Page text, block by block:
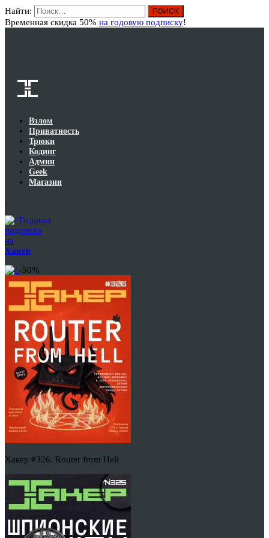
Найти:
Временная скидка 50% на годовую подписку!
Взлом
Приватность
Трюки
Кодинг
Админ
Geek
Магазин
Годовая
подписка
на
Хакер
-50%
Хакер #326. Router from Hell